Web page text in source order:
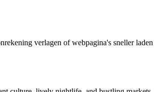
verlagen of webpagina's sneller